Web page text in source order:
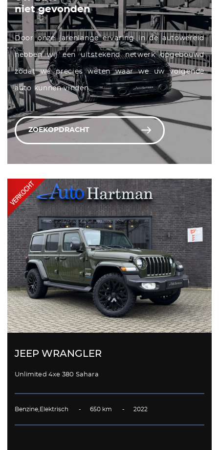
niet gevonden
Door onze jarenlange ervaring in de autowereld
hebben wij een uitstekend netwerk opgebouwd
zodat we precies weten waar we uw volgende
auto kunnen vinden.
ZOEKOPDRACHT
JEEP WRANGLER
Unlimited 4xe 380 Sahara
Benzine,Elektrisch - 650 km - 2022